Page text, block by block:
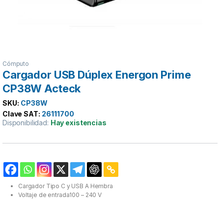
Cómputo
Cargador USB Dúplex Energon Prime
CP38W Acteck
SKU: CP38W
Clave SAT: 26111700
Disponibilidad: Hay existencias
Cargador Tipo C y USB A Hembra
Voltaje de entrada100 – 240 V